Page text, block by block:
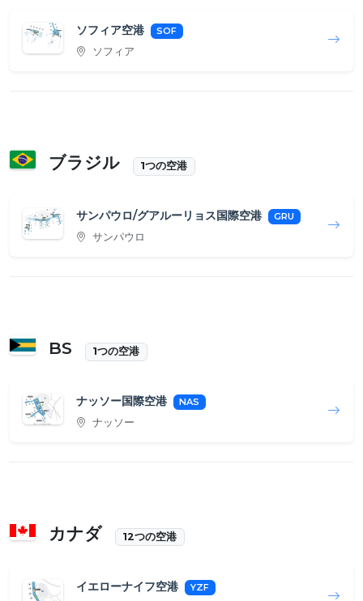
ソフィア空港 SOF
ソフィア
ブラジル 1つの空港
サンパウロ/グアルーリョス国際空港 GRU
サンパウロ
BS 1つの空港
ナッソー国際空港 NAS
ナッソー
カナダ 12つの空港
イエローナイフ空港 YZF